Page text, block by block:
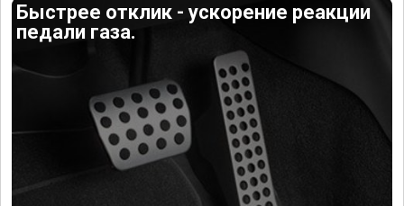
Быстрее отклик - ускорение реакции
педали газа.